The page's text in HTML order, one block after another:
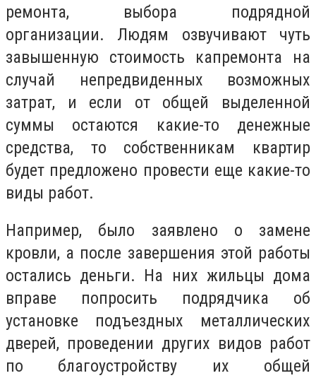
ремонта, выбора подрядной
организации. Людям озвучивают чуть
завышенную стоимость капремонта на
случай непредвиденных возможных
затрат, и если от общей выделенной
суммы остаются какие-то денежные
средства, то собственникам квартир
будет предложено провести еще какие-то
виды работ.
Например, было заявлено о замене
кровли, а после завершения этой работы
остались деньги. На них жильцы дома
вправе попросить подрядчика об
установке подъездных металлических
дверей, проведении других видов работ
по благоустройству их общей